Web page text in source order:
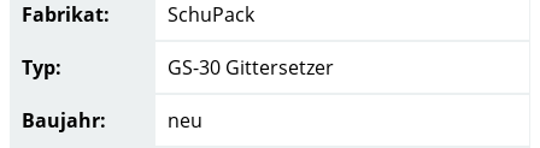
Fabrikat:
SchuPack
Typ:
GS-30 Gittersetzer
Baujahr:
neu